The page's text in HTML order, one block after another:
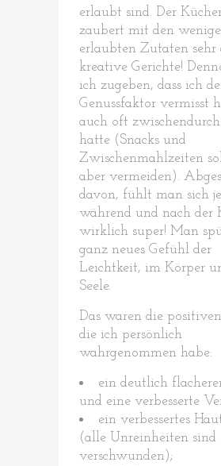
erlaubt sind. Der
zaubert mit den
erlaubten Zutaten sehr
kreative Gerichte!
ich zugeben, dass ich
Genussfaktor vermisst
auch oft
hatte (Snacks und
Zwischenmahlzeiten
aber vermeiden).
davon, fühlt man sich
während und nach der
wirklich super! Man
ganz neues Gefühl der
Leichtkeit, im Körper
Seele.
Das waren die
die ich persönlich
wahrgenommen habe:
ein deutlich
und eine verbesserte
ein verbessertes
(alle Unreinheiten sind
verschwunden);